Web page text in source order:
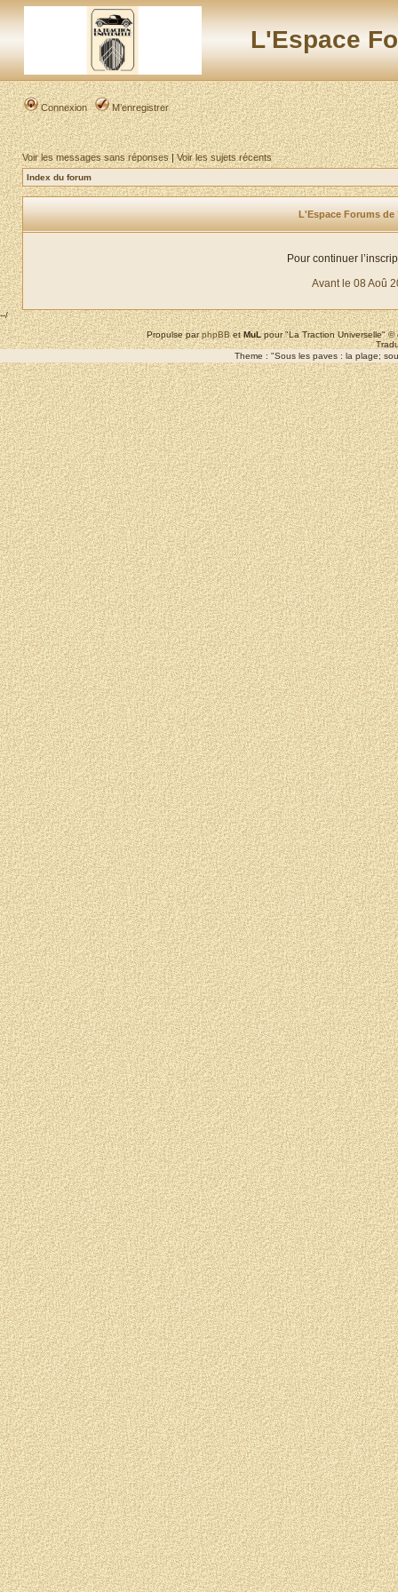
L'Espace
Connexion M’enregistrer
Voir les messages sans réponses|Voir les sujets récents
Index du forum
L'Espace Forums
Pour continuer
Avant le 08 Aoû
--/
Propulse parphpBBetMuLpour "La Traction Universelle"
Theme : "Sous les paves : la plage;